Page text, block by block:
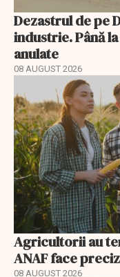
Dezastrul de pe
industrie. Până
anulate
08 AUGUST 2026
Agricultorii au
ANAF face
08 AUGUST 2026